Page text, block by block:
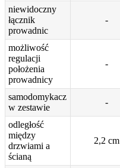
niewidoczny
łącznik
prowadnic
-
możliwość
regulacji
położenia
prowadnicy
-
samodomykacz
w zestawie
-
odległość
między
drzwiami a
ścianą
2,2 cm